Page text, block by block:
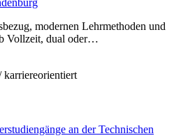
modernen Lehrmethoden und
Vollzeit, dual oder…
karriereorientiert